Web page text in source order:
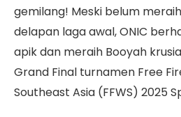
gemilang! Meski belum
delapan laga awal, ONIC
apik dan meraih Booyah
Grand Final turnamen Free
Southeast Asia (FFWS) 2025